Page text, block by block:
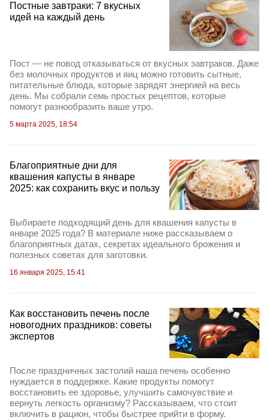
Постные завтраки: 7 вкусных
идей на каждый день
Пост — не повод отказываться от вкусных завтраков. Даже
без молочных продуктов и яиц можно готовить сытные,
питательные блюда, которые зарядят энергией на весь
день. Мы собрали семь простых рецептов, которые
помогут разнообразить ваше утро.
5 марта 2025, 18:54
Благоприятные дни для
квашения капусты в январе
2025: как сохранить вкус и пользу
Выбираете подходящий день для квашения капусты в
январе 2025 года? В материале ниже рассказываем о
благоприятных датах, секретах идеального брожения и
полезных советах для заготовки.
16 января 2025, 15:41
Как восстановить печень после
новогодних праздников: советы
экспертов
После праздничных застолий наша печень особенно
нуждается в поддержке. Какие продукты помогут
восстановить ее здоровье, улучшить самочувствие и
вернуть легкость организму? Рассказываем, что стоит
включить в рацион, чтобы быстрее прийти в форму.